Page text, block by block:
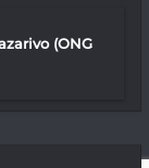
(ONG